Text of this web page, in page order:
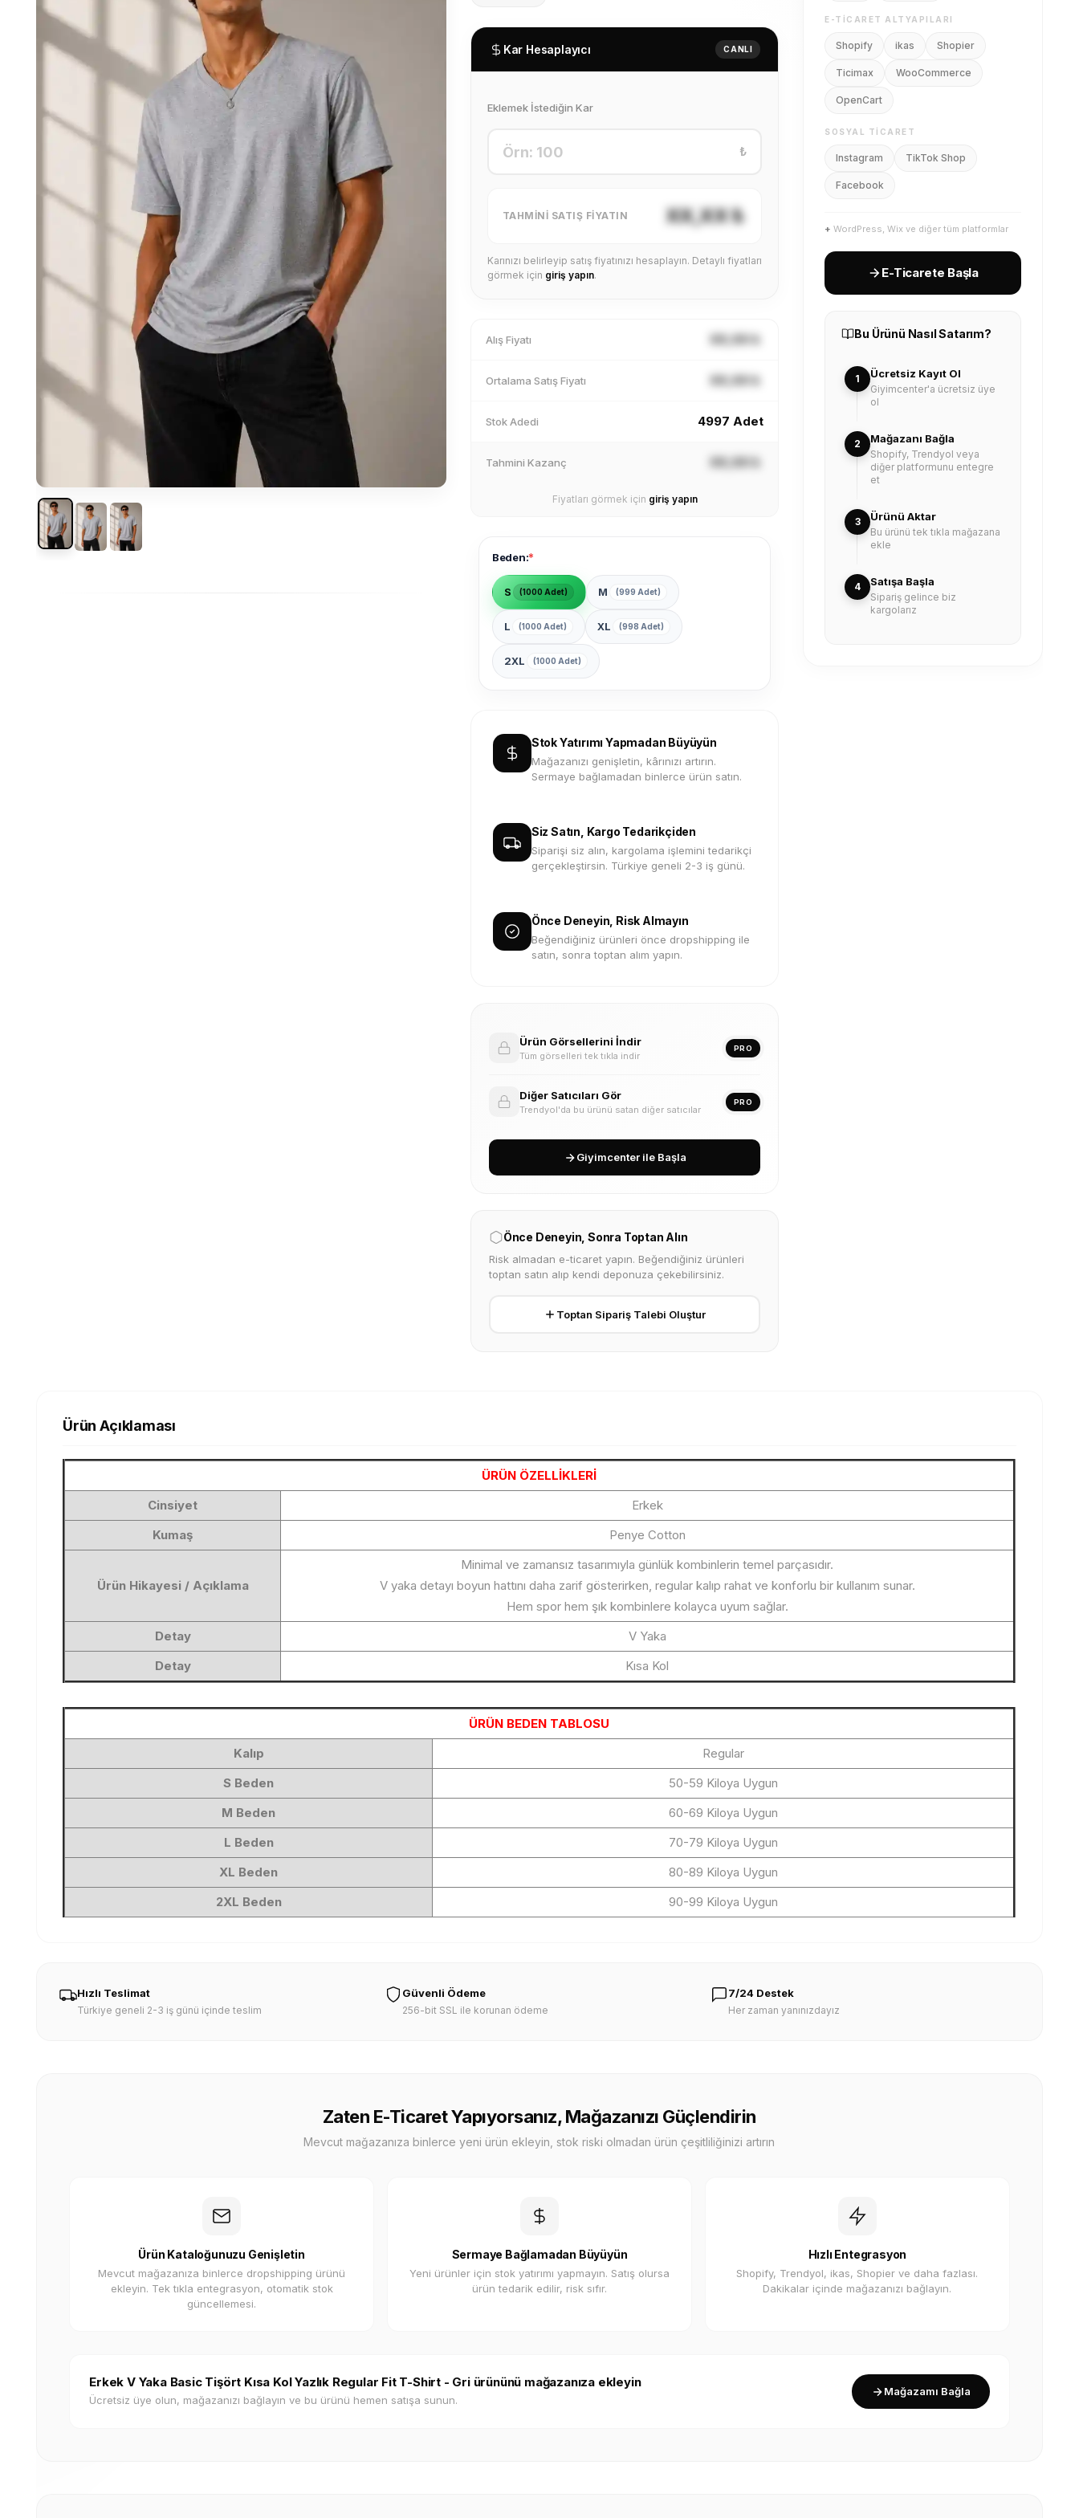
Kar Hesaplayıcı CANLI
Eklemek İstediğin Kar
₺
TAHMINI SATIŞ FIYATIN XX,XX ₺
Karınızı belirleyip satış fiyatınızı hesaplayın. Detaylı fiyatları
görmek için giriş yapın.
Alış Fiyatı XX,XX ₺
Ortalama Satış Fiyatı XX,XX ₺
Stok Adedi 4997 Adet
Tahmini Kazanç XX,XX ₺
Fiyatları görmek için giriş yapın
Beden:*
S (1000 Adet) M (999 Adet)
L (1000 Adet) XL (998 Adet)
2XL (1000 Adet)
Stok Yatırımı Yapmadan Büyüyün
Mağazanızı genişletin, kârınızı artırın.
Sermaye bağlamadan binlerce ürün satın.
Siz Satın, Kargo Tedarikçiden
Siparişi siz alın, kargolama işlemini tedarikçi
gerçekleştirsin. Türkiye geneli 2-3 iş günü.
Önce Deneyin, Risk Almayın
Beğendiğiniz ürünleri önce dropshipping ile
satın, sonra toptan alım yapın.
Ürün Görsellerini İndir
Tüm görselleri tek tıkla indir
PRO
Diğer Satıcıları Gör
Trendyol'da bu ürünü satan diğer satıcılar
PRO
Giyimcenter ile Başla
Önce Deneyin, Sonra Toptan Alın
Risk almadan e-ticaret yapın. Beğendiğiniz ürünleri
toptan satın alıp kendi deponuza çekebilirsiniz.
Toptan Sipariş Talebi Oluştur
E-TICARET ALTYAPILARI
Shopify ikas Shopier
Ticimax WooCommerce
OpenCart
SOSYAL TICARET
Instagram TikTok Shop
Facebook
+ WordPress, Wix ve diğer tüm platformlar
E-Ticarete Başla
Bu Ürünü Nasıl Satarım?
1 Ücretsiz Kayıt Ol
Giyimcenter'a ücretsiz üye
ol
2 Mağazanı Bağla
Shopify, Trendyol veya
diğer platformunu entegre
et
3 Ürünü Aktar
Bu ürünü tek tıkla mağazana
ekle
4 Satışa Başla
Sipariş gelince biz
kargolarız
Ürün Açıklaması
ÜRÜN ÖZELLİKLERİ
Cinsiyet
Erkek
Kumaş
Penye Cotton
Ürün Hikayesi / Açıklama
Minimal ve zamansız tasarımıyla günlük kombinlerin temel parçasıdır.
V yaka detayı boyun hattını daha zarif gösterirken, regular kalıp rahat ve konforlu bir kullanım sunar.
Hem spor hem şık kombinlere kolayca uyum sağlar.
Detay
V Yaka
Detay
Kısa Kol
ÜRÜN BEDEN TABLOSU
Kalıp
Regular
S Beden
50-59 Kiloya Uygun
M Beden
60-69 Kiloya Uygun
L Beden
70-79 Kiloya Uygun
XL Beden
80-89 Kiloya Uygun
2XL Beden
90-99 Kiloya Uygun
Hızlı Teslimat
Türkiye geneli 2-3 iş günü içinde teslim
Güvenli Ödeme
256-bit SSL ile korunan ödeme
7/24 Destek
Her zaman yanınızdayız
Zaten E-Ticaret Yapıyorsanız, Mağazanızı Güçlendirin
Mevcut mağazanıza binlerce yeni ürün ekleyin, stok riski olmadan ürün çeşitliliğinizi artırın
Ürün Kataloğunuzu Genişletin
Mevcut mağazanıza binlerce dropshipping ürünü
ekleyin. Tek tıkla entegrasyon, otomatik stok
güncellemesi.
Sermaye Bağlamadan Büyüyün
Yeni ürünler için stok yatırımı yapmayın. Satış olursa
ürün tedarik edilir, risk sıfır.
Hızlı Entegrasyon
Shopify, Trendyol, ikas, Shopier ve daha fazlası.
Dakikalar içinde mağazanızı bağlayın.
Erkek V Yaka Basic Tişört Kısa Kol Yazlık Regular Fit T-Shirt - Gri ürününü mağazanıza ekleyin
Ücretsiz üye olun, mağazanızı bağlayın ve bu ürünü hemen satışa sunun.
Mağazamı Bağla